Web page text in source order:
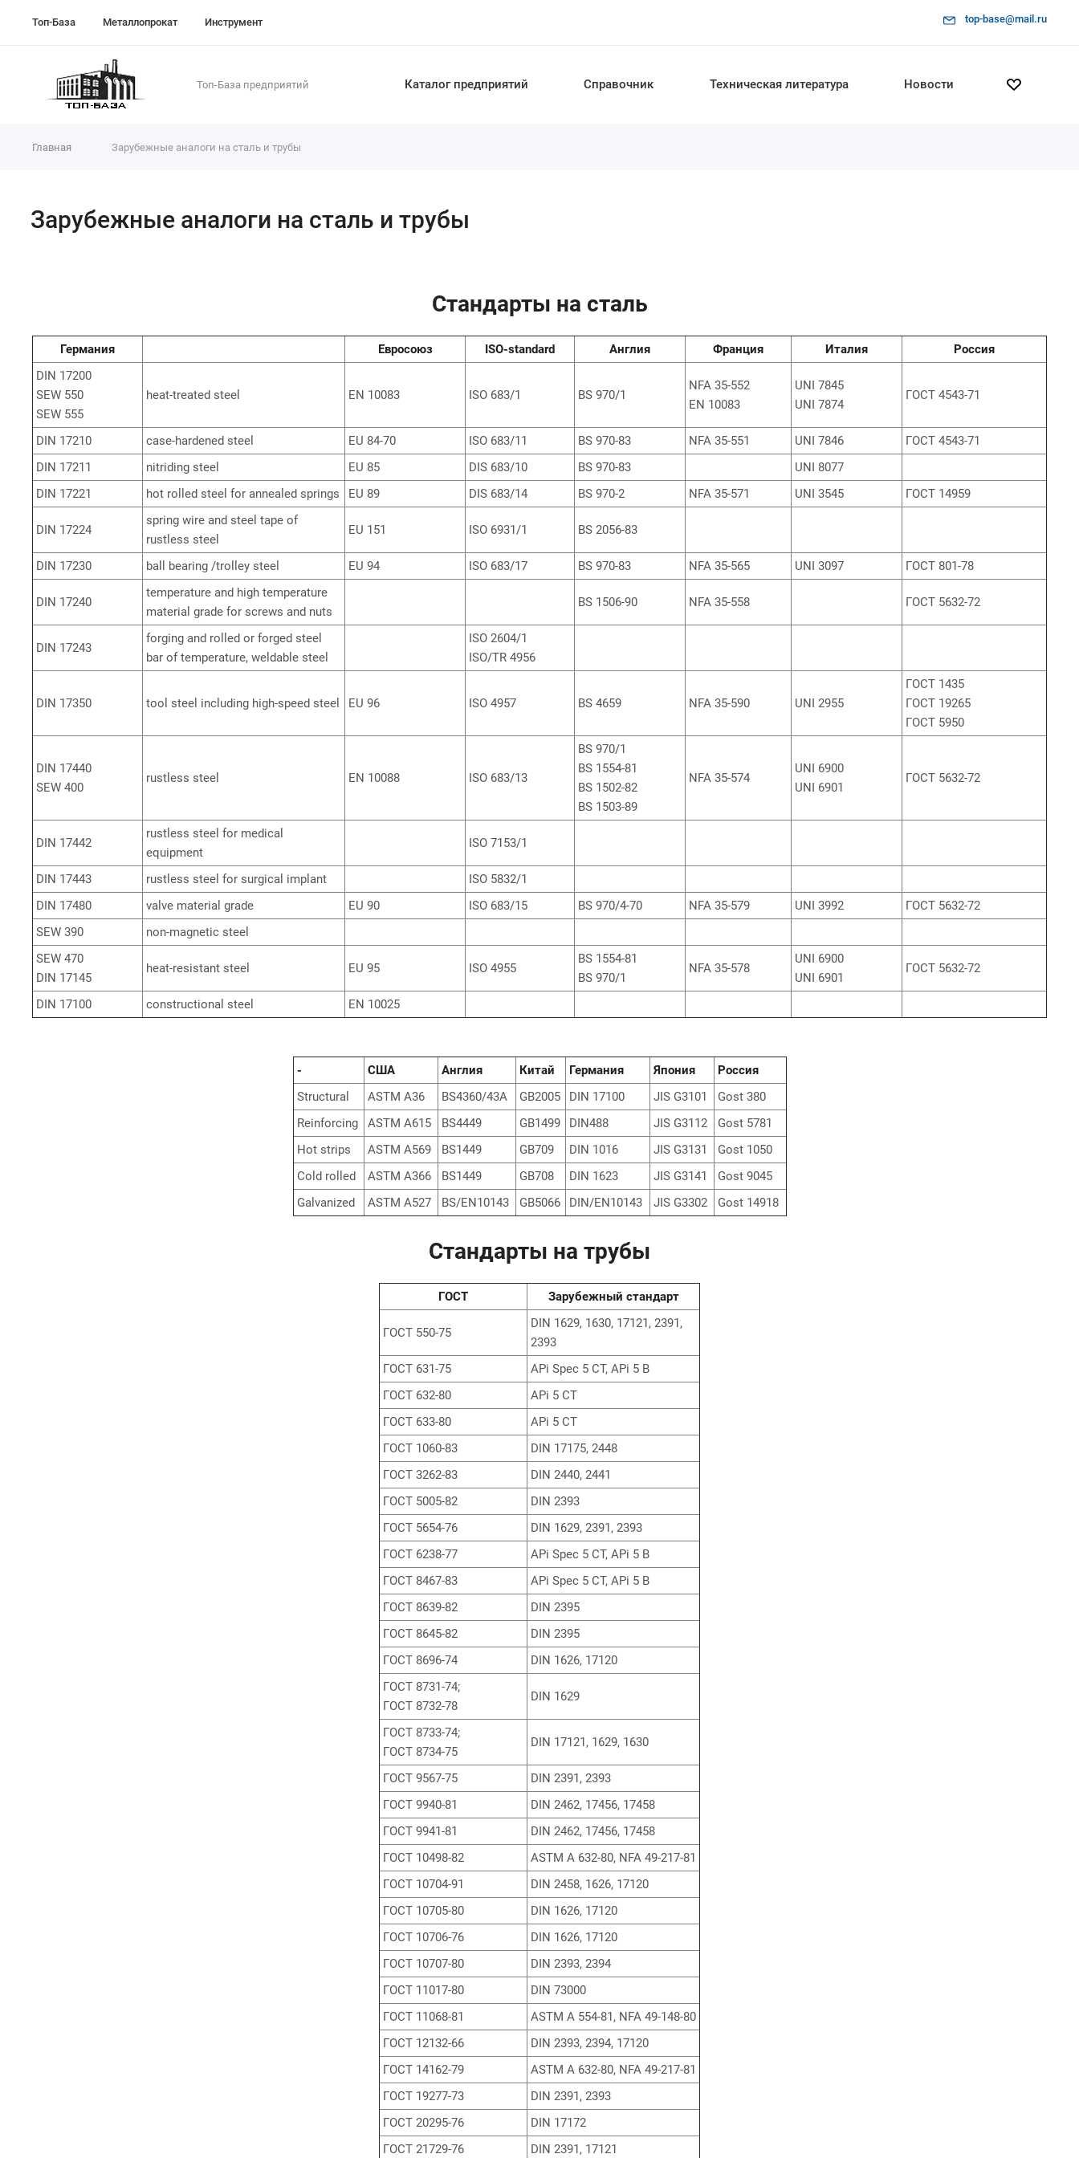
Топ-База Металлопрокат Инструмент top-base@mail.ru
Топ-База предприятий Каталог предприятий Справочник Техническая литература Новости
Главная Зарубежные аналоги на сталь и трубы
Зарубежные аналоги на сталь и трубы
Стандарты на сталь
Германия Евросоюз ISO-standard Англия Франция Италия
Россия
DIN 17200
SEW 550
SEW 555
heat-treated steel EN 10083 ISO 683/1 BS 970/1
NFA 35-552
EN 10083
UNI 7845
UNI 7874
ГОСТ 4543-71
DIN 17210 case-hardened steel EU 84-70 ISO 683/11 BS 970-83 NFA 35-551 UNI 7846
ГОСТ 4543-71
DIN 17211
nitriding steel EU 85 DIS 683/10 BS 970-83
UNI 8077
DIN 17221
hot rolled steel for annealed springs EU 89 DIS 683/14 BS 970-2 NFA 35-571 UNI 3545 ГОСТ 14959
DIN 17224
spring wire and steel tape of
rustless steel
EU 151 ISO 6931/1 BS 2056-83
DIN 17230 ball bearing /trolley steel EU 94 ISO 683/17 BS 970-83 NFA 35-565 UNI 3097 ГОСТ 801-78
DIN 17240
temperature and high temperature
material grade for screws and nuts
BS 1506-90 NFA 35-558 ГОСТ 5632-72
DIN 17243
forging and rolled or forged steel
bar of temperature, weldable steel
ISO 2604/1
ISO/TR 4956
DIN 17350 tool steel including high-speed steel EU 96 ISO 4957 BS 4659 NFA 35-590 UNI 2955
ГОСТ 1435
ГОСТ 19265
ГОСТ 5950
DIN 17440
SEW 400
rustless steel EN 10088 ISO 683/13
BS 970/1
BS 1554-81
BS 1502-82
BS 1503-89
NFA 35-574
UNI 6900
UNI 6901
ГОСТ 5632-72
DIN 17442
rustless steel for medical
equipment
ISO 7153/1
DIN 17443 rustless steel for surgical implant
ISO 5832/1
DIN 17480
valve material grade EU 90 ISO 683/15 BS 970/4-70 NFA 35-579 UNI 3992
ГОСТ 5632-72
SEW 390
non-magnetic steel
SEW 470
DIN 17145
heat-resistant steel EU 95 ISO 4955
BS 1554-81
BS 970/1
NFA 35-578
UNI 6900
UNI 6901
ГОСТ 5632-72
DIN 17100 constructional steel EN 10025
- США Англия Китай Германия Япония
Россия
Structural
ASTM A36 BS4360/43A GB2005 DIN 17100 JIS G3101
Gost 380
Reinforcing
ASTM A615 BS4449 GB1499 DIN488 JIS G3112
Gost 5781
Hot strips
ASTM A569 BS1449 GB709 DIN 1016 JIS G3131
Gost 1050
Cold rolled
ASTM A366 BS1449 GB708 DIN 1623 JIS G3141
Gost 9045
Galvanized
ASTM A527 BS/EN10143 GB5066 DIN/EN10143 JIS G3302 Gost 14918
Стандарты на трубы
ГОСТ Зарубежный стандарт
ГОСТ 550-75
DIN 1629, 1630, 17121, 2391,
2393
ГОСТ 631-75
APi Spec 5 CT, APi 5 B
ГОСТ 632-80
APi 5 CT
ГОСТ 633-80
APi 5 CT
ГОСТ 1060-83
DIN 17175, 2448
ГОСТ 3262-83
DIN 2440, 2441
ГОСТ 5005-82
DIN 2393
ГОСТ 5654-76
DIN 1629, 2391, 2393
ГОСТ 6238-77
APi Spec 5 CT, APi 5 B
ГОСТ 8467-83
APi Spec 5 CT, APi 5 B
ГОСТ 8639-82
DIN 2395
ГОСТ 8645-82
DIN 2395
ГОСТ 8696-74
DIN 1626, 17120
ГОСТ 8731-74;
ГОСТ 8732-78
DIN 1629
ГОСТ 8733-74;
ГОСТ 8734-75
DIN 17121, 1629, 1630
ГОСТ 9567-75
DIN 2391, 2393
ГОСТ 9940-81
DIN 2462, 17456, 17458
ГОСТ 9941-81
DIN 2462, 17456, 17458
ГОСТ 10498-82
ASTM A 632-80, NFA 49-217-81
ГОСТ 10704-91
DIN 2458, 1626, 17120
ГОСТ 10705-80
DIN 1626, 17120
ГОСТ 10706-76
DIN 1626, 17120
ГОСТ 10707-80
DIN 2393, 2394
ГОСТ 11017-80
DIN 73000
ГОСТ 11068-81
ASTM A 554-81, NFA 49-148-80
ГОСТ 12132-66
DIN 2393, 2394, 17120
ГОСТ 14162-79
ASTM A 632-80, NFA 49-217-81
ГОСТ 19277-73
DIN 2391, 2393
ГОСТ 20295-76
DIN 17172
ГОСТ 21729-76
DIN 2391, 17121